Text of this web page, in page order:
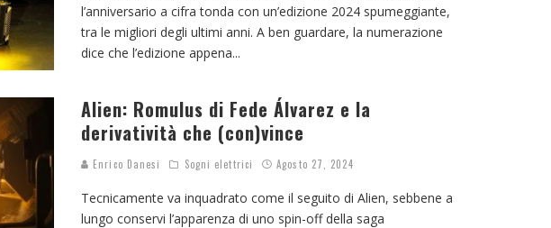
l’anniversario a cifra tonda con un’edizione 2024 spumeggiante,
tra le migliori degli ultimi anni. A ben guardare, la numerazione
dice che l’edizione appena...
Alien: Romulus di Fede Álvarez e la
derivatività che (con)vince
Enrico Danesi Sogni elettrici Agosto 27, 2024
Tecnicamente va inquadrato come il seguito di Alien, sebbene a
lungo conservi l’apparenza di uno spin-off della saga